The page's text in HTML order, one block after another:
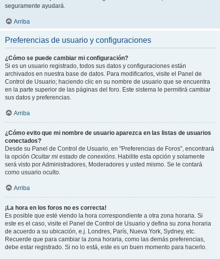
seguramente ayudará.
Arriba
Preferencias de usuario y configuraciones
¿Cómo se puede cambiar mi configuración?
Si es un usuario registrado, todos sus datos y configuraciones están
archivados en nuestra base de datos. Para modificarlos, visite el Panel de
Control de Usuario; haciendo clic en su nombre de usuario que se encuentra
en la parte superior de las páginas del foro. Este sistema le permitirá cambiar
sus datos y preferencias.
Arriba
¿Cómo evito que mi nombre de usuario aparezca en las listas de usuarios
conectados?
Desde su Panel de Control de Usuario, en "Preferencias de Foros", encontrará
la opción Ocultar mi estado de conexións. Habilite esta opción y solamente
será visto por Administradores, Moderadores y usted mismo. Se le contará
como usuario oculto.
Arriba
¡La hora en los foros no es correcta!
Es posible que esté viendo la hora correspondiente a otra zona horaria. Si
este es el caso, visite el Panel de Control de Usuario y defina su zona horaria
de acuerdo a su ubicación, e.j. Londres, París, Nueva York, Sydney, etc.
Recuerde que para cambiar la zona horaria, como las demás preferencias,
debe estar registrado. Si no lo está, este es un buen momento para hacerlo.